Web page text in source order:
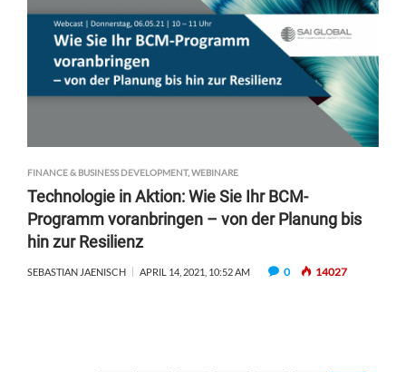
FINANCE & BUSINESS DEVELOPMENT, WEBINARE
Technologie in Aktion: Wie Sie Ihr BCM-
Programm voranbringen – von der Planung bis
hin zur Resilienz
SEBASTIAN JAENISCH APRIL 14, 2021, 10:52 AM 0 14027